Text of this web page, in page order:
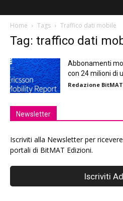
Home Tags Traffico dati mobile
Tag: traffico dati
Abbonamenti
con 24 milioni di
Redazione BitMAT
Newsletter
Iscriviti alla Newsletter per
portali di BitMAT Edizioni.